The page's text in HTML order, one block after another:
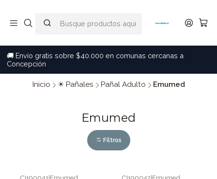
🚚 Envío gratis sobre $40.000 en comunas cercanas a
Concepción
Inicio ☀ Pañales Pañal Adulto Emumed
Emumed
Filtros
CI190041|Emumed CI190042|Emumed